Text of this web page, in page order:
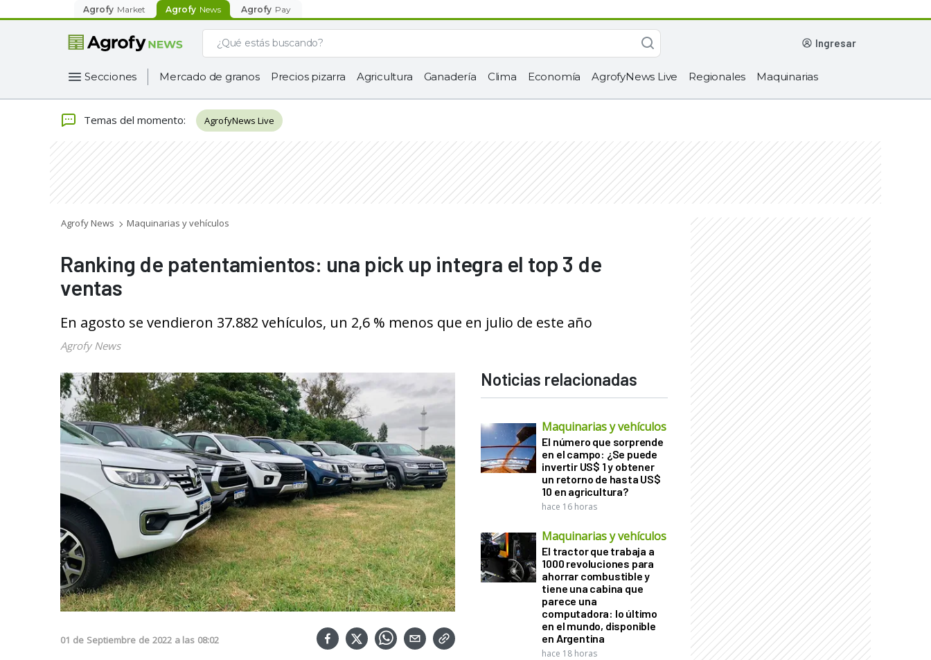
Agrofy Market Agrofy News Agrofy Pay
ingresar
Secciones Mercado de granos Precios pizarra Agricultura Ganadería Clima Economía AgrofyNews Live Regionales Maquinarias
Temas del momento: AgrofyNews Live
Agrofy News Maquinarias y vehículos
Ranking de patentamientos: una pick up integra el top 3 de
ventas
En agosto se vendieron 37.882 vehículos, un 2,6 % menos que en julio de este año
Agrofy News
01 de Septiembre de 2022 a las 08:02
Noticias relacionadas
Maquinarias y vehículos
El número que sorprende
en el campo: ¿Se puede
invertir US$ 1 y obtener
un retorno de hasta US$
10 en agricultura?
hace 16 horas
Maquinarias y vehículos
El tractor que trabaja a
1000 revoluciones para
ahorrar combustible y
tiene una cabina que
parece una
computadora: lo último
en el mundo, disponible
en Argentina
hace 18 horas